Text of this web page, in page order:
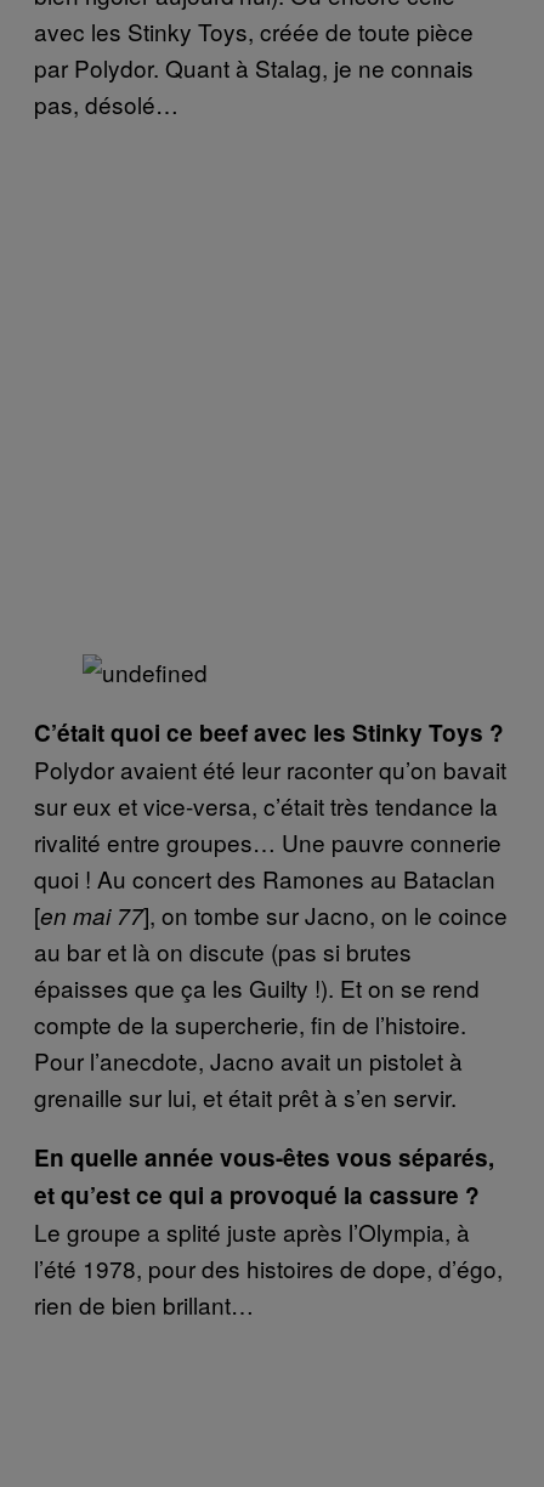
avec les Stinky Toys, créée de toute pièce
par Polydor. Quant à Stalag, je ne connais
pas, désolé…
C’était quoi ce beef avec les Stinky Toys ?
Polydor avaient été leur raconter qu’on bavait
sur eux et vice-versa, c’était très tendance la
rivalité entre groupes… Une pauvre connerie
quoi ! Au concert des Ramones au Bataclan
[en mai 77], on tombe sur Jacno, on le coince
au bar et là on discute (pas si brutes
épaisses que ça les Guilty !). Et on se rend
compte de la supercherie, fin de l’histoire.
Pour l’anecdote, Jacno avait un pistolet à
grenaille sur lui, et était prêt à s’en servir.
En quelle année vous-êtes vous séparés,
et qu’est ce qui a provoqué la cassure ?
Le groupe a splité juste après l’Olympia, à
l’été 1978, pour des histoires de dope, d’égo,
rien de bien brillant…